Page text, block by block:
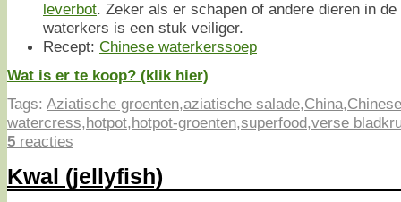
leverbot. Zeker als er schapen of andere dieren in
waterkers is een stuk veiliger.
Recept: Chinese waterkerssoep
Wat is er te koop? (klik hier)
Tags: Aziatische groenten,aziatische salade,China,
watercress,hotpot,hotpot-groenten,superfood,verse
5 reacties
Kwal (jellyfish)